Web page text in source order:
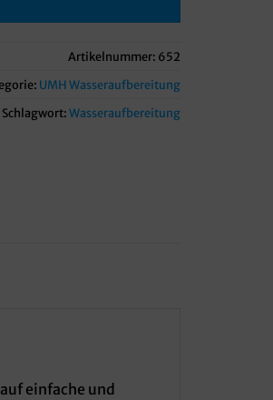
Artikelnummer: 652
UMH Wasseraufbereitung
Schlagwort:Wasseraufbereitung
einfache und